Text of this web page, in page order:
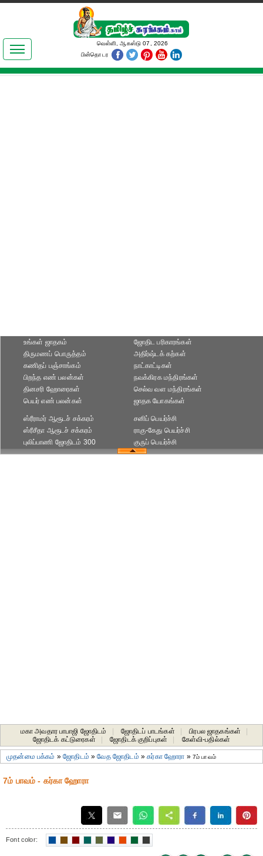
இலக்கியங்கள்
தமிழ் உலகம்
வெள்ளி, ஆகஸ்டு 07, 2026
பின்தொடர
உங்கள் ஜாதகம்
திருமணப் பொருத்தம்
கணிதப் பஞ்சாங்கம்
ஜோதிட ப‌ரிகார‌ங்க‌ள்
அதிர்ஷ்டக் கற்கள்
நாட்காட்டிகள்
பிறந்த எண் பலன்கள்
தினசரி ஹோரைகள்
பெயர் எண் பலன்கள்
நவக்கிரக மந்திரங்கள்
செல்வ வள மந்திரங்கள்
ஜாதக யோகங்கள்
ஸ்ரீராமர் ஆரூடச் சக்கரம்
ஸ்ரீசீதா ஆரூடச் சக்கரம்
புலிப்பாணி ஜோதிடம் 300
சனிப் பெயர்ச்சி
ராகு-கேது பெயர்ச்சி
குருப் பெயர்ச்சி
மகா அவதார பாபாஜி ஜோதிடம் ஜோதிடப் பாடங்கள் பிரபல ஜாதகங்கள்
ஜோதிடக் கட்டுரைகள்
ஜோதிடக் குறிப்புகள் கேள்வி-பதில்கள்
முதன்மை பக்கம் »ஜோதிடம் »வேத ஜோதிடம் »கர்கா ஹோரா » 7ம் பாவம்
7ம் பாவம் - கர்கா ஹோரா
Font color: